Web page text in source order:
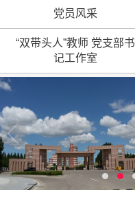
党员风采
“双带头人”教师 党支部书
记工作室